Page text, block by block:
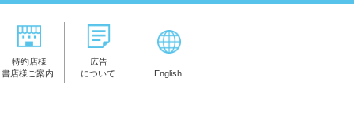
特約店様
書店様ご案内
広告
について
English